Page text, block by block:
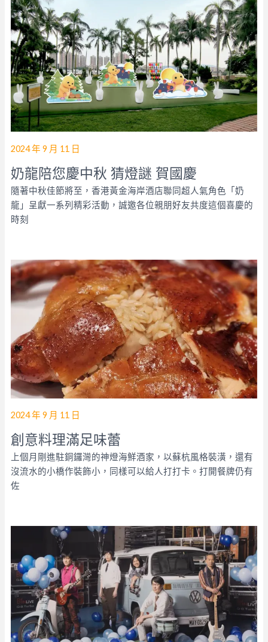
2024 年 9 月 11 日
奶龍陪您慶中秋 猜燈謎 賀國慶
隨著中秋佳節將至，香港黃金海岸酒店聯同超人氣角色「奶
龍」呈獻一系列精彩活動，誠邀各位親朋好友共度這個喜慶的
時刻
2024 年 9 月 11 日
創意料理滿足味蕾
上個月剛進駐銅鑼灣的神燈海鮮酒家，以蘇杭風格裝潢，還有
沒流水的小橋作裝飾小，同樣可以給人打打卡。打開餐牌仍有
佐